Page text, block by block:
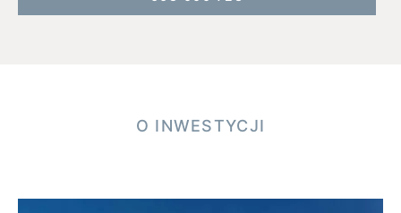
O INWESTYCJI